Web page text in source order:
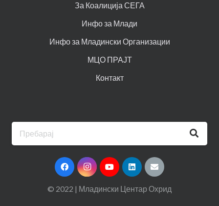
За Коалиција СЕГА
Инфо за Млади
Инфо за Младински Организации
МЦО ПРАЈТ
Контакт
© 2022 | Младински Центар Охрид